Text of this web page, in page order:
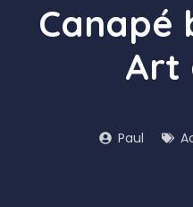
Canapé
Art
Paul